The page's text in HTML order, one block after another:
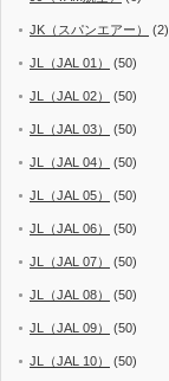
JK（スパンエアー） (2)
JL（JAL 01） (50)
JL（JAL 02） (50)
JL（JAL 03） (50)
JL（JAL 04） (50)
JL（JAL 05） (50)
JL（JAL 06） (50)
JL（JAL 07） (50)
JL（JAL 08） (50)
JL（JAL 09） (50)
JL（JAL 10） (50)